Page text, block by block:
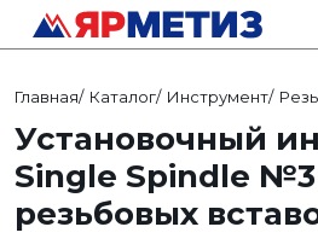
Главная/ Каталог/ Инструмент/
Установочный
Single Spindle
резьбовых